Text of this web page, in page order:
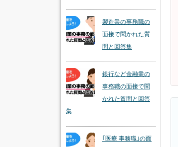
製造業の事務職の
面接で聞かれた質
問と回答集
銀行など金融業の
事務職の面接で聞
かれた質問と回答
集
｢医療 事務職｣の面